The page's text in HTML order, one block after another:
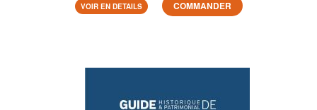
VOIR EN DETAILS COMMANDER